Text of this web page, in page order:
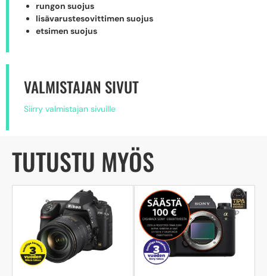
rungon suojus
lisävarustesovittimen suojus
etsimen suojus
VALMISTAJAN SIVUT
Siirry valmistajan sivuille
TUTUSTU MYÖS